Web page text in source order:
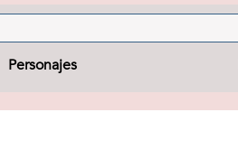
Personajes